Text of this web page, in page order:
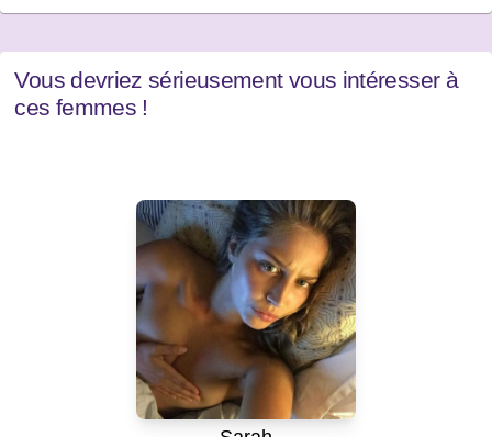
Vous devriez sérieusement vous intéresser à
ces femmes !